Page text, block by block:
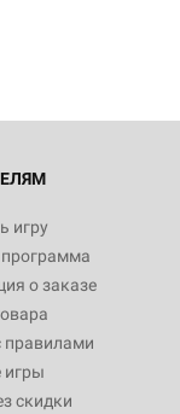
игру
о заказе
игры
скидки